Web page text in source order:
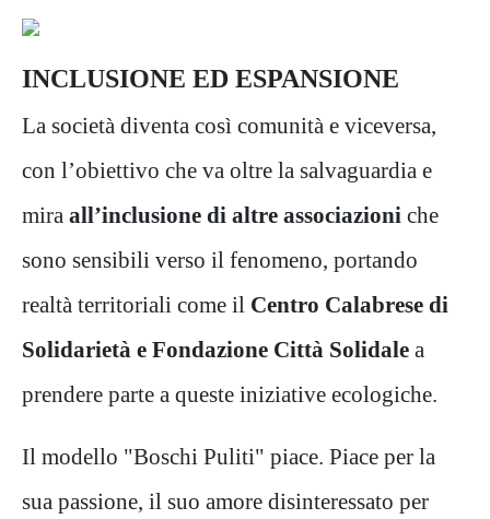
INCLUSIONE ED ESPANSIONE
La società diventa così comunità e viceversa,
con l’obiettivo che va oltre la salvaguardia e
mira all’inclusione di altre associazioni che
sono sensibili verso il fenomeno, portando
realtà territoriali come il Centro Calabrese di
Solidarietà e Fondazione Città Solidale a
prendere parte a queste iniziative ecologiche.
Il modello "Boschi Puliti" piace. Piace per la
sua passione, il suo amore disinteressato per